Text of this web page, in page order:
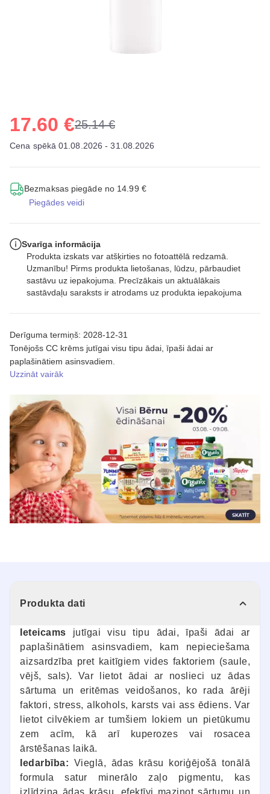
17.60 €25.14 €
Cena spēkā 01.08.2026 - 31.08.2026
Bezmaksas piegāde no 14.99 €
Piegādes veidi
Derīguma termiņš: 2028-12-31
Tonējošs CC krēms jutīgai visu tipu ādai, īpaši ādai ar
paplašinātiem asinsvadiem.
Uzzināt vairāk
Svarīga informācija
Produkta izskats var atšķirties no fotoattēlā redzamā.
Uzmanību! Pirms produkta lietošanas, lūdzu, pārbaudiet
sastāvu uz iepakojuma. Precīzākais un aktuālākais
sastāvdaļu saraksts ir atrodams uz produkta iepakojuma
Produkta dati
Ieteicams jutīgai visu tipu ādai, īpaši ādai ar
paplašinātiem asinsvadiem, kam nepieciešama
aizsardzība pret kaitīgiem vides faktoriem (saule,
vējš, sals). Var lietot ādai ar noslieci uz ādas
sārtuma un eritēmas veidošanos, ko rada ārēji
faktori, stress, alkohols, karsts vai ass ēdiens. Var
lietot cilvēkiem ar tumšiem lokiem un pietūkumu
zem acīm, kā arī kuperozes vai rosacea
ārstēšanas laikā.
Iedarbība: Vieglā, ādas krāsu koriģējošā tonālā
formula satur minerālo zaļo pigmentu, kas